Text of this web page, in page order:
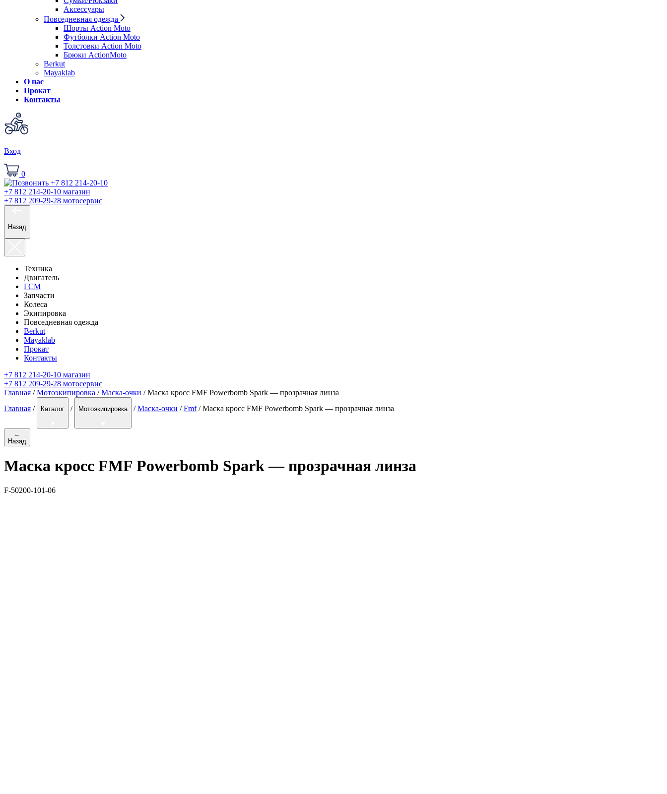
Аксессуары
Повседневная одежда
Шорты Action Moto
Футболки Action Moto
Толстовки Action Moto
Брюки ActionMoto
Berkut
Mayaklab
О нас
Прокат
Контакты
Вход
0
+7 812 214-20-10 магазин
+7 812 209-29-28 мотосервис
Назад
Техника
Двигатель
ГСМ
Запчасти
Колеса
Экипировка
Повседневная одежда
Berkut
Mayaklab
Прокат
Контакты
+7 812 214-20-10 магазин
+7 812 209-29-28 мотосервис
Главная /Мотоэкипировка /Маска-очки / Маска кросс FMF Powerbomb Spark — прозрачная линза
Главная / Каталог / Мотоэкипировка / Маска-очки / Fmf / Маска кросс FMF Powerbomb Spark — прозрачная линза
←
Назад
Маска кросс FMF Powerbomb Spark — прозрачная линза
F-50200-101-06